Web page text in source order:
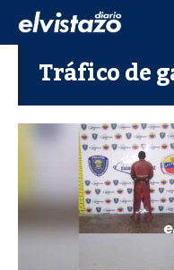
Tráfico de